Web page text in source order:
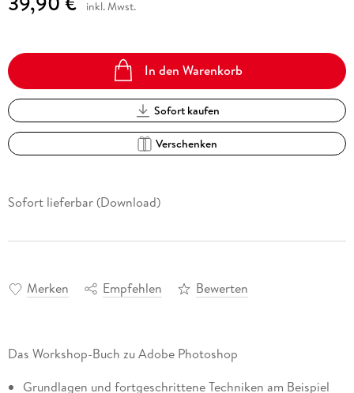
inkl. Mwst.
In den Warenkorb
Sofort kaufen
Verschenken
Sofort lieferbar (Download)
Merken Empfehlen Bewerten
Das Workshop-Buch zu Adobe Photoshop
Grundlagen und fortgeschrittene Techniken am Beispiel